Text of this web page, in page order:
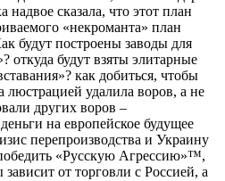
сказала, что этот план
«некроманта» план
будут построены заводы для
откуда будут взяты элитарные
как добиться, чтобы
люстрацией удалила воров, а не
других воров –
на европейское будущее
перепроизводства и Украину
«Русскую Агрессию»™,
от торговли с Россией, а